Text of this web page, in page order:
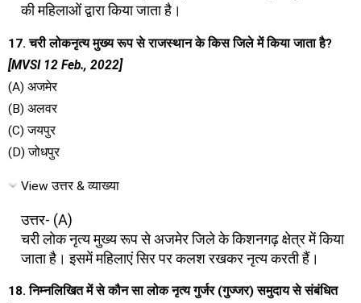
की महिलाओं द्वारा किया जाता है।
17. चरी लोकनृत्य मुख्य रूप से राजस्थान के किस जिले में किया जाता है?
[MVSI 12 Feb., 2022]
(A) अजमेर
(B) अलवर
(C) जयपुर
(D) जोधपुर
View उत्तर & व्याख्या
उत्तर- (A)
चरी लोक नृत्य मुख्य रूप से अजमेर जिले के किशनगढ़ क्षेत्र में किया
जाता है। इसमें महिलाएं सिर पर कलश रखकर नृत्य करती हैं।
18. निम्नलिखित में से कौन सा लोक नृत्य गुर्जर (गुज्जर) समुदाय से संबंधित